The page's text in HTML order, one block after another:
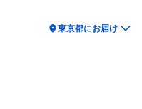
location_on東京都にお届け